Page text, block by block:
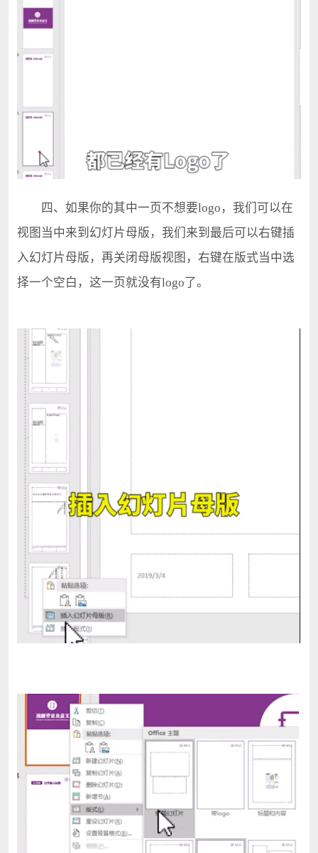
四、如果你的其中一页不想要logo，我们可以在
视图当中来到幻灯片母版，我们来到最后可以右键插
入幻灯片母版，再关闭母版视图，右键在版式当中选
择一个空白，这一页就没有logo了。